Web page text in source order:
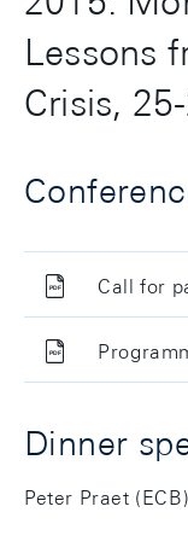
Lessons
Crisis,
Call for
Dinner
Peter Praet (ECB)